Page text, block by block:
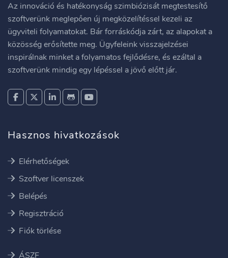
Az innováció és hatékonyság szimbiózisát megtestesítő
szoftverünk meglepően új megközelítéssel kezeli az
ügyviteli folyamatokat. Bár forráskódja zárt, az alapokat a
közösség erősítette meg. Ügyfeleink visszajelzései
inspirálnak minket a folyamatos fejlődésre, és ezáltal a
szoftverünk mindig egy lépéssel a jövő előtt jár.
Hasznos hivatkozások
Elérhetőségek
Szoftver licenszek
Belépés
Regisztráció
Fiók törlése
ÁSZF